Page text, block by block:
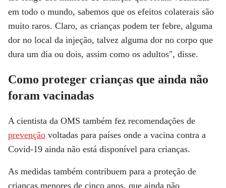
em todo o mundo, sabemos que os efeitos colaterais são
muito raros. Claro, as crianças podem ter febre, alguma
dor no local da injeção, talvez alguma dor no corpo que
dura um dia ou dois, assim como os adultos", disse.
Como proteger crianças que ainda não
foram vacinadas
A cientista da OMS também fez recomendações de
prevenção voltadas para países onde a vacina contra a
Covid-19 ainda não está disponível para crianças.
As medidas também contribuem para a proteção de
crianças menores de cinco anos, que ainda não